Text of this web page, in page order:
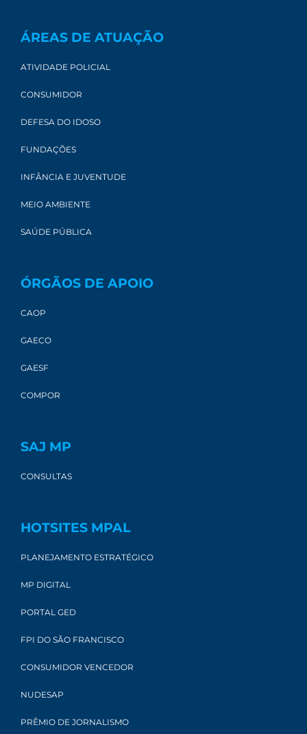
ÁREAS DE ATUAÇÃO
ATIVIDADE POLICIAL
CONSUMIDOR
DEFESA DO IDOSO
FUNDAÇÕES
INFÂNCIA E JUVENTUDE
MEIO AMBIENTE
SAÚDE PÚBLICA
ÓRGÃOS DE APOIO
CAOP
GAECO
GAESF
COMPOR
SAJ MP
CONSULTAS
HOTSITES MPAL
PLANEJAMENTO ESTRATÉGICO
MP DIGITAL
PORTAL GED
FPI DO SÃO FRANCISCO
CONSUMIDOR VENCEDOR
NUDESAP
PRÊMIO DE JORNALISMO